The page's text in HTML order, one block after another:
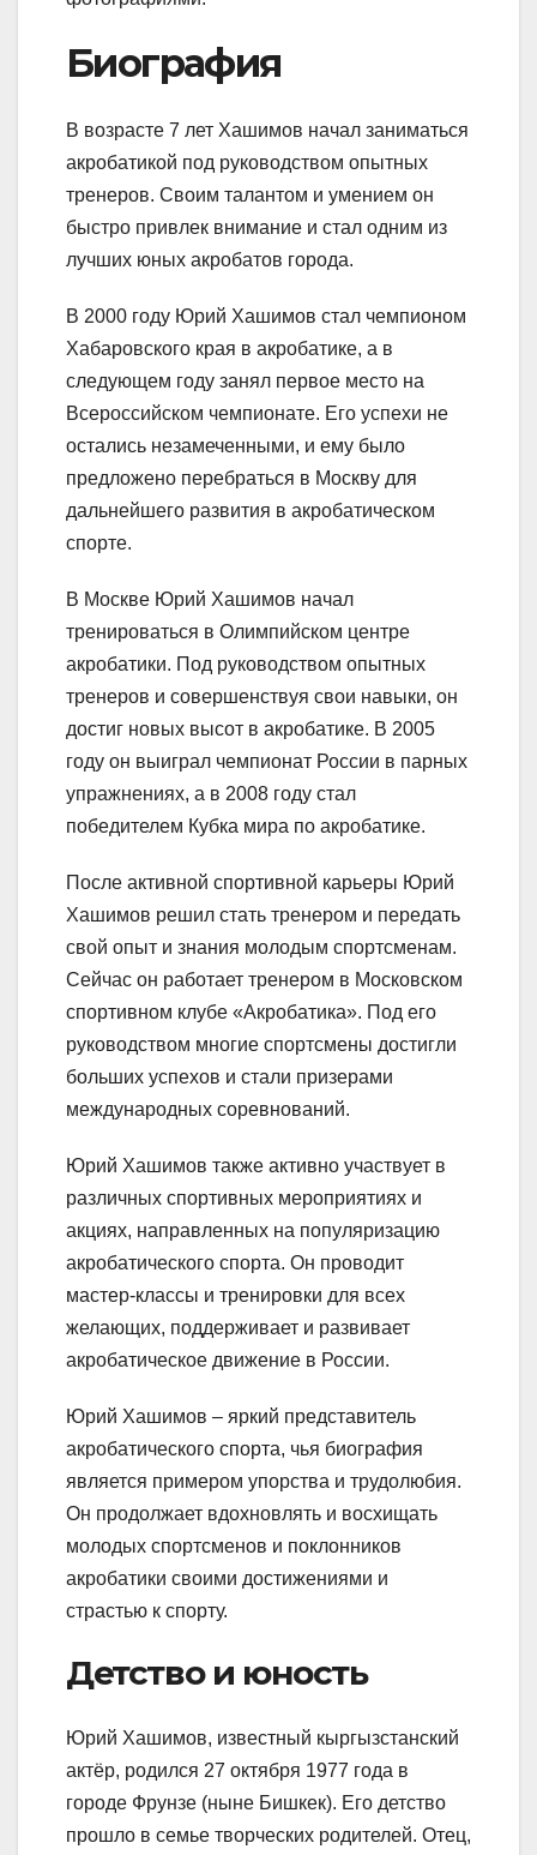
Биография
В возрасте 7 лет Хашимов начал заниматься
акробатикой под руководством опытных
тренеров. Своим талантом и умением он
быстро привлек внимание и стал одним из
лучших юных акробатов города.
В 2000 году Юрий Хашимов стал чемпионом
Хабаровского края в акробатике, а в
следующем году занял первое место на
Всероссийском чемпионате. Его успехи не
остались незамеченными, и ему было
предложено перебраться в Москву для
дальнейшего развития в акробатическом
спорте.
В Москве Юрий Хашимов начал
тренироваться в Олимпийском центре
акробатики. Под руководством опытных
тренеров и совершенствуя свои навыки, он
достиг новых высот в акробатике. В 2005
году он выиграл чемпионат России в парных
упражнениях, а в 2008 году стал
победителем Кубка мира по акробатике.
После активной спортивной карьеры Юрий
Хашимов решил стать тренером и передать
свой опыт и знания молодым спортсменам.
Сейчас он работает тренером в Московском
спортивном клубе «Акробатика». Под его
руководством многие спортсмены достигли
больших успехов и стали призерами
международных соревнований.
Юрий Хашимов также активно участвует в
различных спортивных мероприятиях и
акциях, направленных на популяризацию
акробатического спорта. Он проводит
мастер-классы и тренировки для всех
желающих, поддерживает и развивает
акробатическое движение в России.
Юрий Хашимов – яркий представитель
акробатического спорта, чья биография
является примером упорства и трудолюбия.
Он продолжает вдохновлять и восхищать
молодых спортсменов и поклонников
акробатики своими достижениями и
страстью к спорту.
Детство и юность
Юрий Хашимов, известный кыргызстанский
актёр, родился 27 октября 1977 года в
городе Фрунзе (ныне Бишкек). Его детство
прошло в семье творческих родителей. Отец,